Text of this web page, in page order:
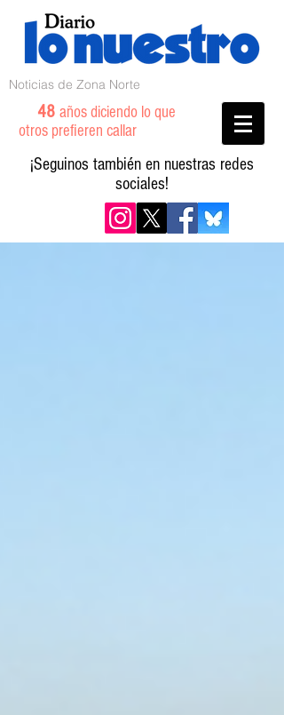
Noticias de Zona Norte
48 años diciendo lo que
otros prefieren callar
¡Seguinos también en nuestras redes
sociales!